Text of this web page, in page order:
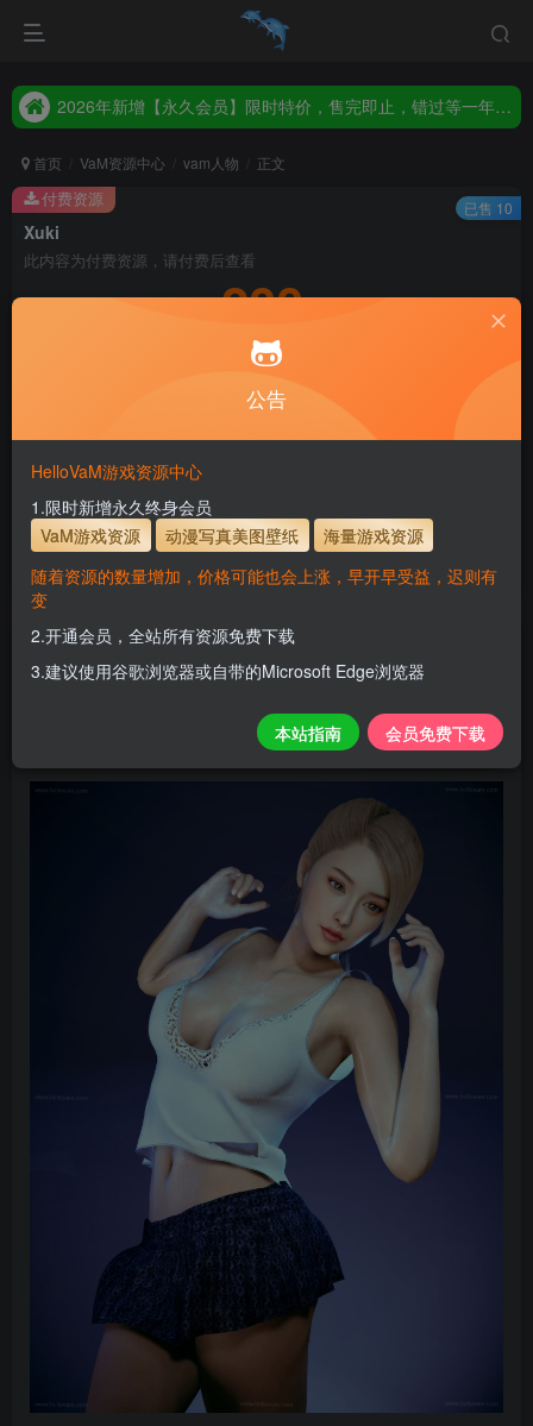
2026年新增【永久会员】限时特价，售完即止，错过等一年！！！
2026年新增【永久会员】限时特价，售完即止，错过等一年！！！
首页 VaM资源中心 vam人物 正文
Xuki
此内容为付费资源，请付费后查看
200
永久至尊会员终生有效
会员免费下载资源
主流网盘——高速下载
支付页面打不开或支付后不跳转请联系QQ：3317425885
使用方法
解压后，放进文件夹AddonPackages即可，更多请看本
站教程
解压码为本网址
www.hellovam.com
付费资源 已售 10
Xuki
关注 私信
0 122 10
公告
HelloVaM游戏资源中心
1.限时新增永久终身会员
VaM游戏资源
动漫写真美图壁纸
海量游戏资源
随着资源的数量增加，价格可能也会上涨，早开早受益，迟则有
变
2.开通会员，全站所有资源免费下载
3.建议使用谷歌浏览器或自带的Microsoft Edge浏览器
本站指南 会员免费下载